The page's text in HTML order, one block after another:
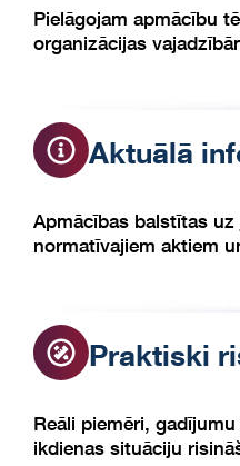
Pielāgojam apmācību
organizācijas
Aktuālā
Apmācības balstītas uz
normatīvajiem aktiem
Praktiski
Reāli piemēri,
ikdienas situāciju